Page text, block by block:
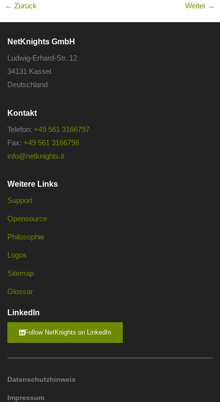
← Zurück Weiter →
NetKnights GmbH
Ludwig-Erhard-Str. 12
34131 Kassel
Deutschland
Kontakt
Telefon: +49 561 3166797
Fax: +49 561 3166798
info@netknights.it
Weitere Links
Support
Opensource
Philosophie
Logos
Sitemap
Glossar
LinkedIn
Follow NetKnights on LinkedIn
Datenschutzhinweis
Impressum